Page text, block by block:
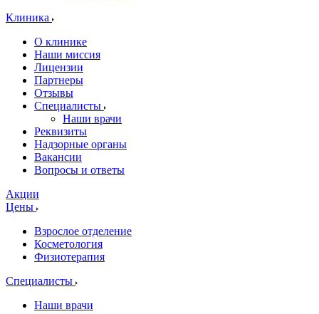
Клиника
О клинике
Наши миссия
Лицензии
Партнеры
Отзывы
Специалисты
Наши врачи
Реквизиты
Надзорные органы
Вакансии
Вопросы и ответы
Акции
Цены
Взрослое отделение
Косметология
Физиотерапия
Специалисты
Наши врачи